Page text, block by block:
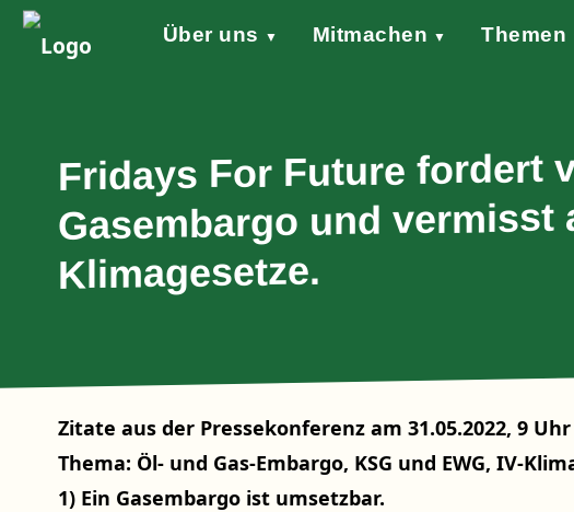
Über uns ▼ Mitmachen ▼ Themen
Fridays For Future fordert
Gasembargo und vermisst
Klimagesetze.
Zitate aus der Pressekonferenz am 31.05.2022, 9 Uhr
Thema: Öl- und Gas-Embargo, KSG und EWG, IV-
1) Ein Gasembargo ist umsetzbar.